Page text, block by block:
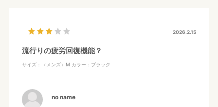
2026.2.15
流行りの疲労回復機能？
サイズ：（メンズ）M カラー：ブラック
no name